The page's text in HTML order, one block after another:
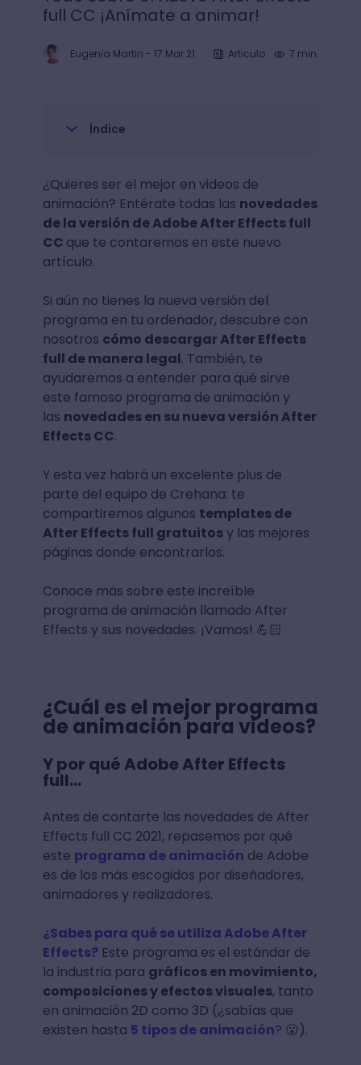
full CC ¡Anímate a animar!
Eugenia Martin - 17 Mar 21 Articulo 7 min.
Índice
¿Quieres ser el mejor en videos de
animación? Entérate todas las novedades
de la versión de Adobe After Effects full
CC que te contaremos en este nuevo
artículo.
Si aún no tienes la nueva versión del
programa en tu ordenador, descubre con
nosotros cómo descargar After Effects
full de manera legal. También, te
ayudaremos a entender para qué sirve
este famoso programa de animación y
las novedades en su nueva versión After
Effects CC.
Y esta vez habrá un excelente plus de
parte del equipo de Crehana: te
compartiremos algunos templates de
After Effects full gratuitosy las mejores
páginas donde encontrarlos.
Conoce más sobre este increíble
programa de animación llamado After
Effects y sus novedades. ¡Vamos! 💪🏻
¿Cuál es el mejor programa
de animación para videos?
Y por qué Adobe After Effects
full...
Antes de contarte las novedades de After
Effects full CC 2021, repasemos por qué
este programa de animación de Adobe
es de los más escogidos por diseñadores,
animadores y realizadores.
¿Sabes para qué se utiliza Adobe After
Effects?Este programa es el estándar de
la industria para gráficos en movimiento,
composiciones y efectos visuales, tanto
en animación 2D como 3D (¿sabías que
existen hasta 5 tipos de animación? 😮).